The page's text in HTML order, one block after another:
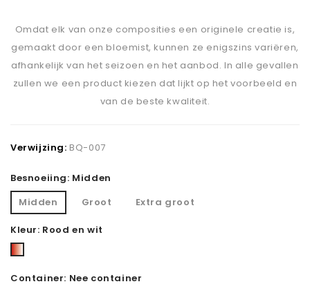
Omdat elk van onze composities een originele creatie is,
gemaakt door een bloemist, kunnen ze enigszins variëren,
afhankelijk van het seizoen en het aanbod. In alle gevallen
zullen we een product kiezen dat lijkt op het voorbeeld en
van de beste kwaliteit.
Verwijzing: BQ-007
Besnoeiing: Midden
Midden
Groot Extra groot
Kleur: Rood en wit
Rood
Container: Nee container